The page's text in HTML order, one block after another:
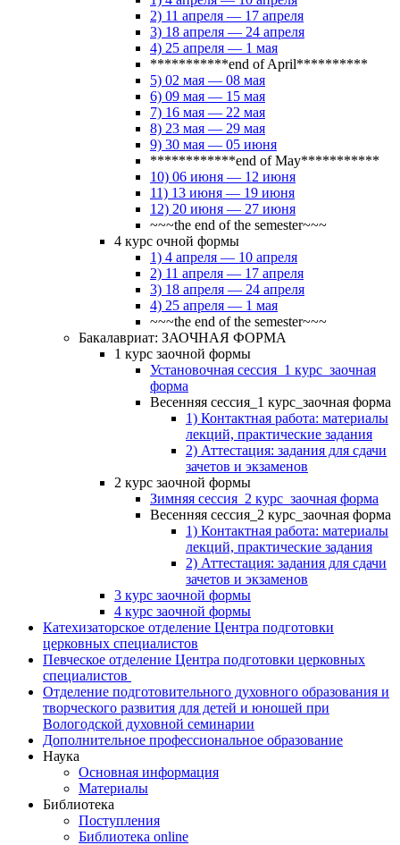
2) 11 апреля — 17 апреля
3) 18 апреля — 24 апреля
4) 25 апреля — 1 мая
***********end of April**********
5) 02 мая — 08 мая
6) 09 мая — 15 мая
7) 16 мая — 22 мая
8) 23 мая — 29 мая
9) 30 мая — 05 июня
************end of May***********
10) 06 июня — 12 июня
11) 13 июня — 19 июня
12) 20 июня — 27 июня
~~~the end of the semester~~~
4 курс очной формы
1) 4 апреля — 10 апреля
2) 11 апреля — 17 апреля
3) 18 апреля — 24 апреля
4) 25 апреля — 1 мая
~~~the end of the semester~~~
Бакалавриат: ЗАОЧНАЯ ФОРМА
1 курс заочной формы
Установочная сессия_1 курс_заочная
форма
Весенняя сессия_1 курс_заочная форма
1) Контактная работа: материалы
лекций, практические задания
2) Аттестация: задания для сдачи
зачетов и экзаменов
2 курс заочной формы
Зимняя сессия_2 курс_заочная форма
Весенняя сессия_2 курс_заочная форма
1) Контактная работа: материалы
лекций, практические задания
2) Аттестация: задания для сдачи
зачетов и экзаменов
3 курс заочной формы
4 курс заочной формы
Катехизаторское отделение Центра подготовки
церковных специалистов
Певческое отделение Центра подготовки церковных
специалистов
Отделение подготовительного духовного образования и
творческого развития для детей и юношей при
Вологодской духовной семинарии
Дополнительное профессиональное образование
Наука
Основная информация
Материалы
Библиотека
Поступления
Библиотека online